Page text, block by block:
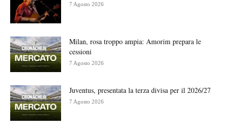
7 Agosto 2026
Milan, rosa troppo ampia: Amorim prepara le
cessioni
7 Agosto 2026
Juventus, presentata la terza divisa per il 2026/27
7 Agosto 2026